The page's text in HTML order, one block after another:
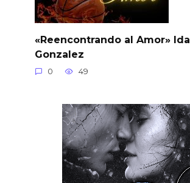
«Reencontrando al Amor» Ida
Gonzalez
0 49